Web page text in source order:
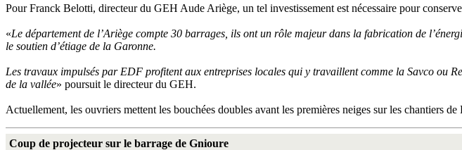
Pour Franck Belotti, directeur du GEH Aude Ariège, un tel investissement est nécessaire pour
«Le département de l’Ariège compte 30 barrages, ils ont un rôle majeur dans la fabrication de
le soutien d’étiage de la Garonne.
Les travaux impulsés par EDF profitent aux entreprises locales qui y travaillent comme la Savco ou
de la vallée» poursuit le directeur du GEH.
Actuellement, les ouvriers mettent les bouchées doubles avant les premières neiges sur les chantiers de
Coup de projecteur sur le barrage de Gnioure